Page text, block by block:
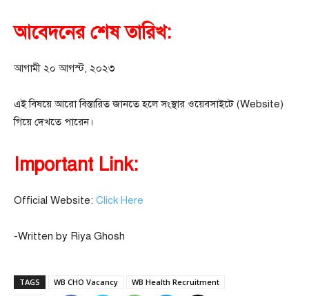
আবেদনের শেষ তারিখ:
আগামী ২০ আগস্ট, ২০২৩
এই বিষয়ে আরো বিস্তারিত জানতে হলে সংস্থার ওয়েবসাইটে (Website)
গিয়ে দেখতে পারেন।
Important Link:
Official Website: Click Here
-Written by Riya Ghosh
TAGS WB CHO Vacancy WB Health Recruitment